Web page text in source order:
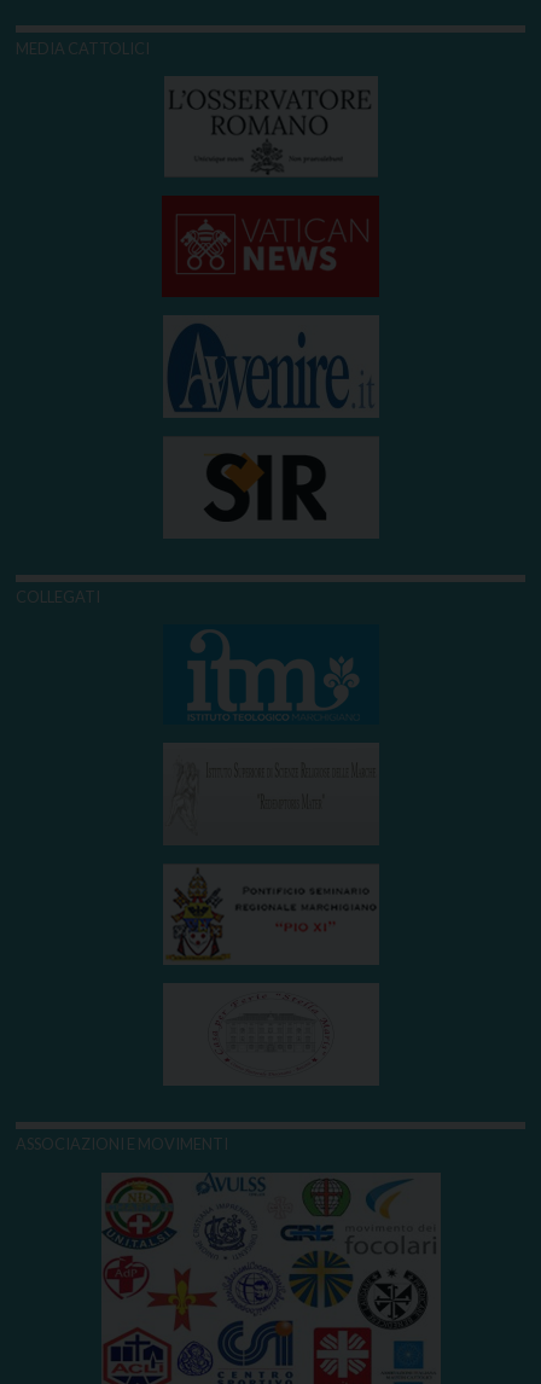
MEDIA CATTOLICI
COLLEGATI
ASSOCIAZIONI E MOVIMENTI